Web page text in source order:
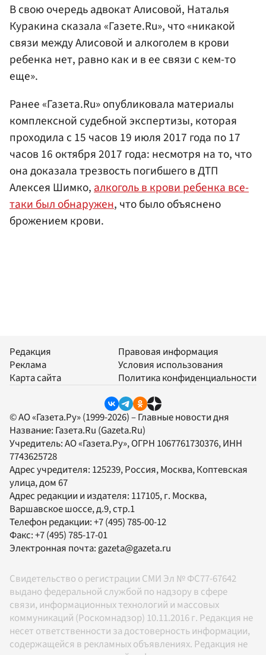
В свою очередь адвокат Алисовой, Наталья
Куракина сказала «Газете.Ru», что «никакой
связи между Алисовой и алкоголем в крови
ребенка нет, равно как и в ее связи с кем-то
еще».
Ранее «Газета.Ru» опубликовала материалы
комплексной судебной экспертизы, которая
проходила с 15 часов 19 июля 2017 года по 17
часов 16 октября 2017 года: несмотря на то, что
она доказала трезвость погибшего в ДТП
Алексея Шимко,алкоголь в крови ребенка все-
таки был обнаружен, что было объяснено
брожением крови.
Редакция
Реклама
Карта сайта
Правовая информация
Условия использования
Политика конфиденциальности
© АО «Газета.Ру» (1999-2026) – Главные новости дня
Название: Газета.Ru (Gazeta.Ru)
Учредитель:АО «Газета.Ру», ОГРН 1067761730376, ИНН
7743625728
Адрес учредителя: 125239, Россия, Москва, Коптевская
улица, дом 67
Адрес редакции и издателя: 117105, г. Москва,
Варшавское шоссе, д.9, стр.1
Телефон редакции:+7 (495) 785-00-12
Факс:+7 (495) 785-17-01
Электронная почта:gazeta@gazeta.ru
Свидетельство о регистрации СМИ Эл № ФС77-67642
выдано федеральной службой по надзору в сфере
связи, информационных технологий и массовых
коммуникаций (Роскомнадзор) 10.11.2016 г. Редакция не
несет ответственности за достоверность информации,
содержащейся в рекламных объявлениях. Редакция не